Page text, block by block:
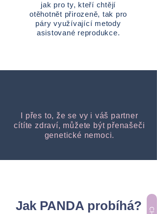
jak pro ty, kteří chtějí
otěhotnět přirozeně, tak pro
páry využívající metody
asistované reprodukce.
I přes to, že se vy i váš partner
cítíte zdraví, můžete být přenašeči
genetické nemoci.
Jak PANDA probíhá?